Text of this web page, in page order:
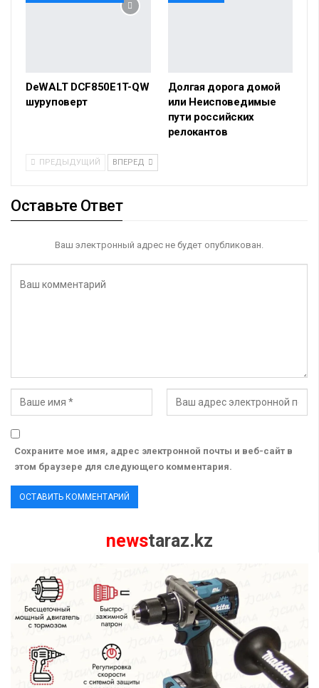
DeWALT DCF850E1T-QW
шуруповерт
Долгая дорога домой
или Неисповедимые
пути российских
релокантов
ПРЕДЫДУЩИЙ ВПЕРЕД
Оставьте Ответ
Ваш электронный адрес не будет опубликован.
Сохраните мое имя, адрес электронной почты и веб-сайт в
этом браузере для следующего комментария.
newstaraz.kz